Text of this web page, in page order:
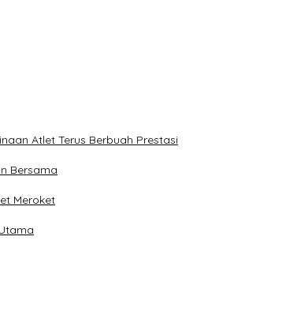
Atlet Terus Berbuah Prestasi
Bersama
Meroket